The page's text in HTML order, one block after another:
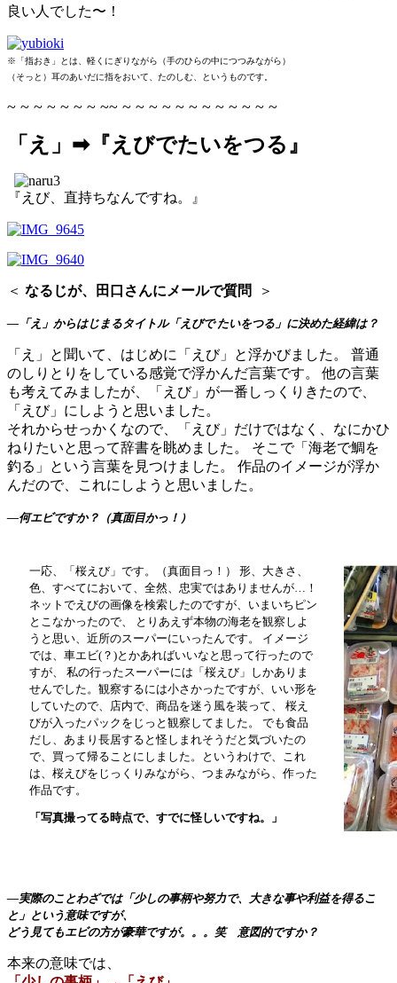
良い人でした〜！
※「指おき」とは、軽くにぎりながら（手のひらの中につつみながら）
（そっと）耳のあいだに指をおいて、たのしむ、というものです。
~ ~ ~ ~ ~ ~ ~ ~~ ~ ~ ~ ~ ~ ~ ~ ~ ~ ~ ~ ~
「え」➡『えびでたいをつる』
『えび、直持ちなんですね。』
＜ なるじが、 田口 さんにメールで質問 ＞
― 「え」からはじまるタイトル「えびで たいをつる」に決めた経緯は？
「え」と聞いて、はじめに「えび」と浮かびました。 普通
のしりとりをしている感覚で浮かんだ言葉です。 他の言葉
も考えてみましたが、「えび」が一番しっくりきたので、
「えび」にしようと思いました。
それからせっかくなので、「えび」だけではなく、なにかひ
ねりたいと思って辞書を眺めました。 そこで「海老で鯛を
釣る」という言葉を見つけました。 作品のイメージが浮か
んだので、これにしようと思いました。
―何エビですか？（真面目かっ！）
一応、「桜えび」です。（真面目っ！） 形、大きさ、
色、すべてにおいて、全然、忠実ではありませんが…！
ネットでえびの画像を検索したのですが、いまいちピン
とこなかったので、 とりあえず本物の海老を観察しよ
うと思い、近所のスーパーにいったんです。 イメージ
では、車エビ(？)とかあればいいなと思って行ったので
すが、 私の行ったスーパーには「桜えび」しかありま
せんでした。観察するには小さかったですが、いい形を
していたので、店内で、商品を迷う風を装って、 桜え
びが入ったパックをじっと観察してました。 でも食品
だし、あまり長居すると怪しまれそうだと気づいたの
で、買って帰ることにしました。というわけで、これ
は、桜えびをじっくりみながら、つまみながら、作った
作品です。
「写真撮ってる時点で、すでに怪しいですね。」
―実際のことわざでは「少しの事柄や努力で、大きな事や利益を得るこ
と」という意味ですが、
どう見てもエビの方が豪華ですが。。。笑 意図的ですか？
本来の意味では、